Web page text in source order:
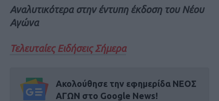
Αναλυτικότερα στην έντυπη έκδοση του Νέου
Αγώνα
Τελευταίες Ειδήσεις Σήμερα
Ακολούθησε την εφημερίδα ΝΕΟΣ
ΑΓΩΝ στο Google News!